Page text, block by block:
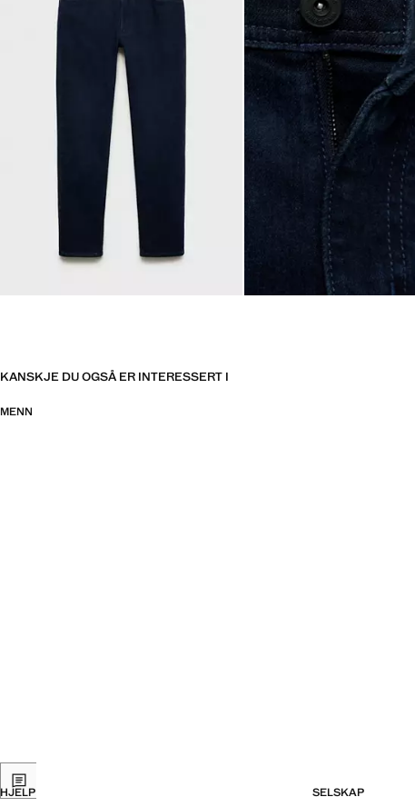
KANSKJE DU OGSÅ ER INTERESSERT I
MENN
HJELP SELSKAP